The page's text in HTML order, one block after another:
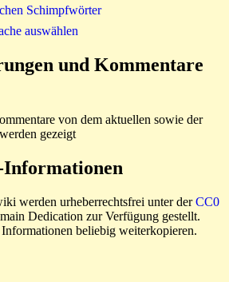
Schimpfwörter
auswählen
und Kommentare
von dem aktuellen sowie der
gezeigt
werden urheberrechtsfrei unter derCC0
Dedication zur Verfügung gestellt.
beliebig weiterkopieren.